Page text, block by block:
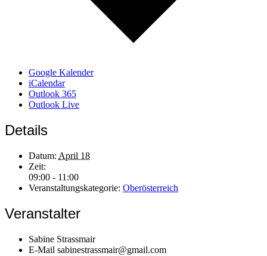
Google Kalender
iCalendar
Outlook 365
Outlook Live
Details
Datum: April 18
Zeit:
09:00 - 11:00
Veranstaltungskategorie: Oberösterreich
Veranstalter
Sabine Strassmair
E-Mail sabinestrassmair@gmail.com